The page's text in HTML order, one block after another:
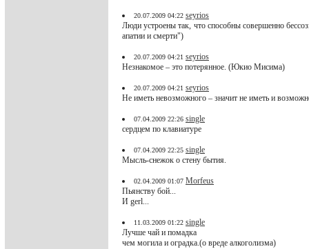
20.07.2009 04:22 seyrios
Люди устроены так, что способны совершенно
апатии и смерти")
20.07.2009 04:21 seyrios
Незнакомое – это потерянное. (Юкио Мисима)
20.07.2009 04:21 seyrios
Не иметь невозможного – значит не иметь и
07.04.2009 22:26 single
сердцем по клавиатуре
07.04.2009 22:25 single
Мысль-снежок о стену бытия.
02.04.2009 01:07 Morfeus
Пьянству бой...
И gerl...
11.03.2009 01:22 single
Лучше чай и помадка
чем могила и оградка.(о вреде алкоголизма)